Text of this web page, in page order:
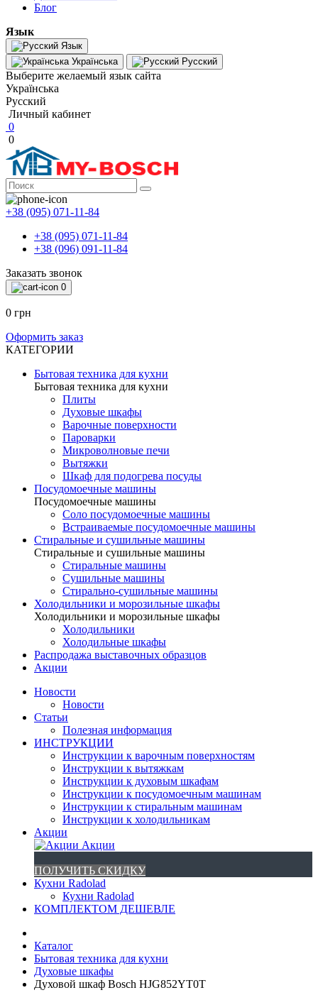
Блог
Язык
Язык
Українська
Русский
Выберите желаемый язык сайта
Українська
Русский
Личный кабинет
0
0
+38 (095) 071-11-84
+38 (095) 071-11-84
+38 (096) 091-11-84
Заказать звонок
0
0 грн
Оформить заказ
КАТЕГОРИИ
Бытовая техника для кухни
Бытовая техника для кухни
Плиты
Духовые шкафы
Варочные поверхности
Пароварки
Микроволновые печи
Вытяжки
Шкаф для подогрева посуды
Посудомоечные машины
Посудомоечные машины
Соло посудомоечные машины
Встраиваемые посудомоечные машины
Стиральные и сушильные машины
Стиральные и сушильные машины
Стиральные машины
Сушильные машины
Стирально-сушильные машины
Холодильники и морозильные шкафы
Холодильники и морозильные шкафы
Холодильники
Холодильные шкафы
Распродажа выставочных образцов
Акции
Новости
Новости
Статьи
Полезная информация
ИНСТРУКЦИИ
Инструкции к варочным поверхностям
Инструкции к вытяжкам
Инструкции к духовым шкафам
Инструкции к посудомоечным машинам
Инструкции к стиральным машинам
Инструкции к холодильникам
Акции
Акции
ПОЛУЧИТЬ СКИДКУ
Кухни Radolad
Кухни Radolad
КОМПЛЕКТОМ ДЕШЕВЛЕ
Каталог
Бытовая техника для кухни
Духовые шкафы
Духовой шкаф Bosch HJG852YT0T